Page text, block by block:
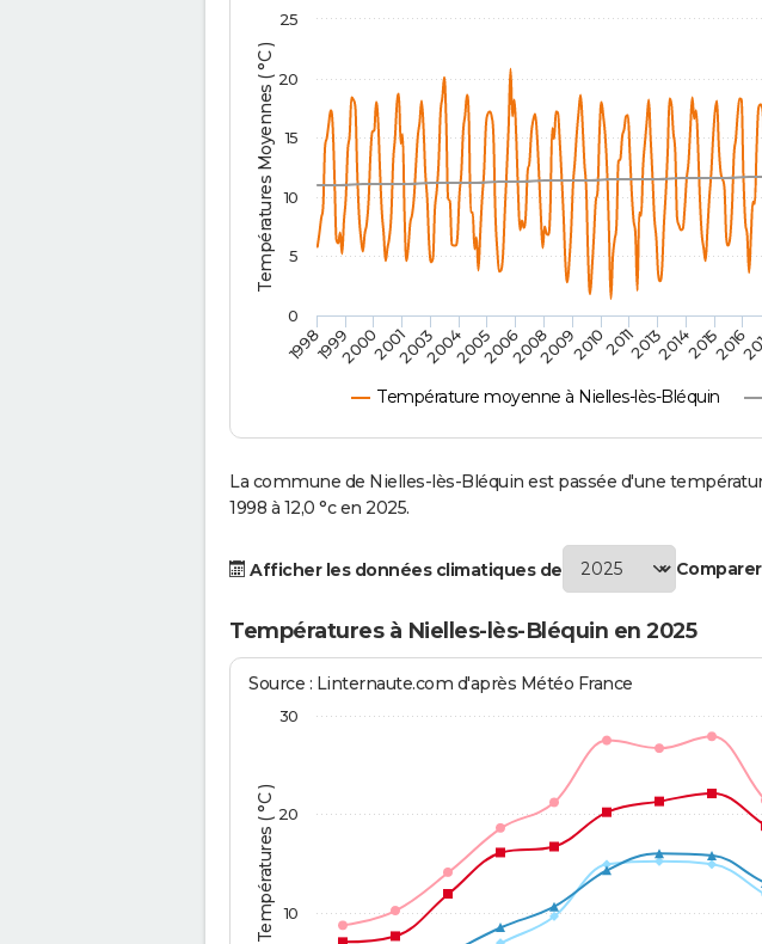
Températures Moyennes ( °C )
Température moyenne à Nielles-lès-Bléquin
1998 2014
199920002001200320042005200620082009201020112013 20152016
0
5
10
15
20
25
La commune de Nielles-lès-Bléquin est passée d'une
1998 à 12,0 °c en 2025.
Afficher les données climatiques de
Températures à Nielles-lès-Bléquin en 2025
Températures ( °C )
Source : Linternaute.com d'après Météo France
10
20
30